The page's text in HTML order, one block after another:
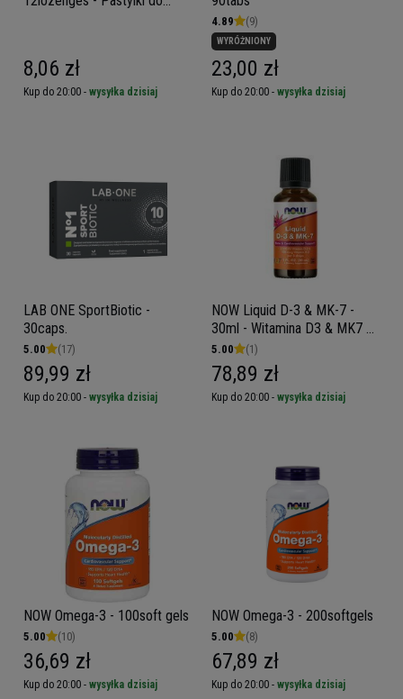
8,06 zł
Kup do 20:00 - wysyłka dzisiaj
4.89 (9)
WYRÓŻNIONY
23,00 zł
Kup do 20:00 - wysyłka dzisiaj
LAB ONE SportBiotic -
30caps.
5.00 (17)
89,99 zł
Kup do 20:00 - wysyłka dzisiaj
NOW Liquid D-3 & MK-7 -
30ml - Witamina D3 & MK7 w
kroplach
5.00 (1)
78,89 zł
Kup do 20:00 - wysyłka dzisiaj
NOW Omega-3 - 100soft gels
5.00 (10)
36,69 zł
Kup do 20:00 - wysyłka dzisiaj
NOW Omega-3 - 200softgels
5.00 (8)
67,89 zł
Kup do 20:00 - wysyłka dzisiaj